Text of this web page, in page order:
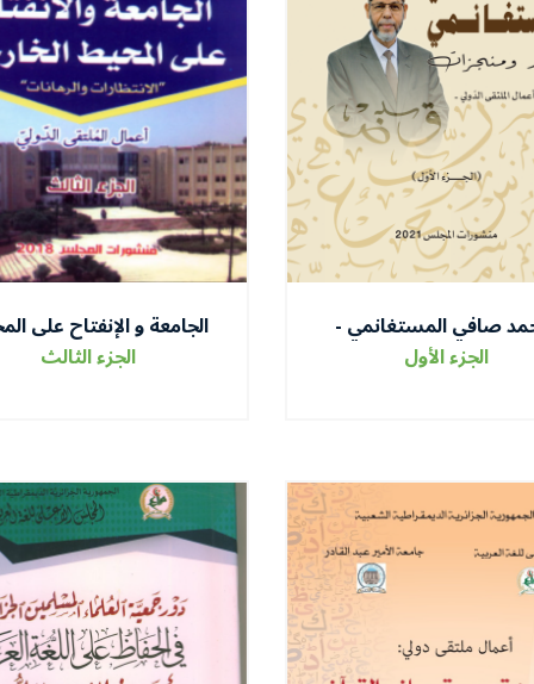
صافي المستغانمي -
مسار ومنجزات -
الجزء الأول
الجامعة و الإنفتاح على
الخارجي - الإنتظرات و
الجزء الثالث